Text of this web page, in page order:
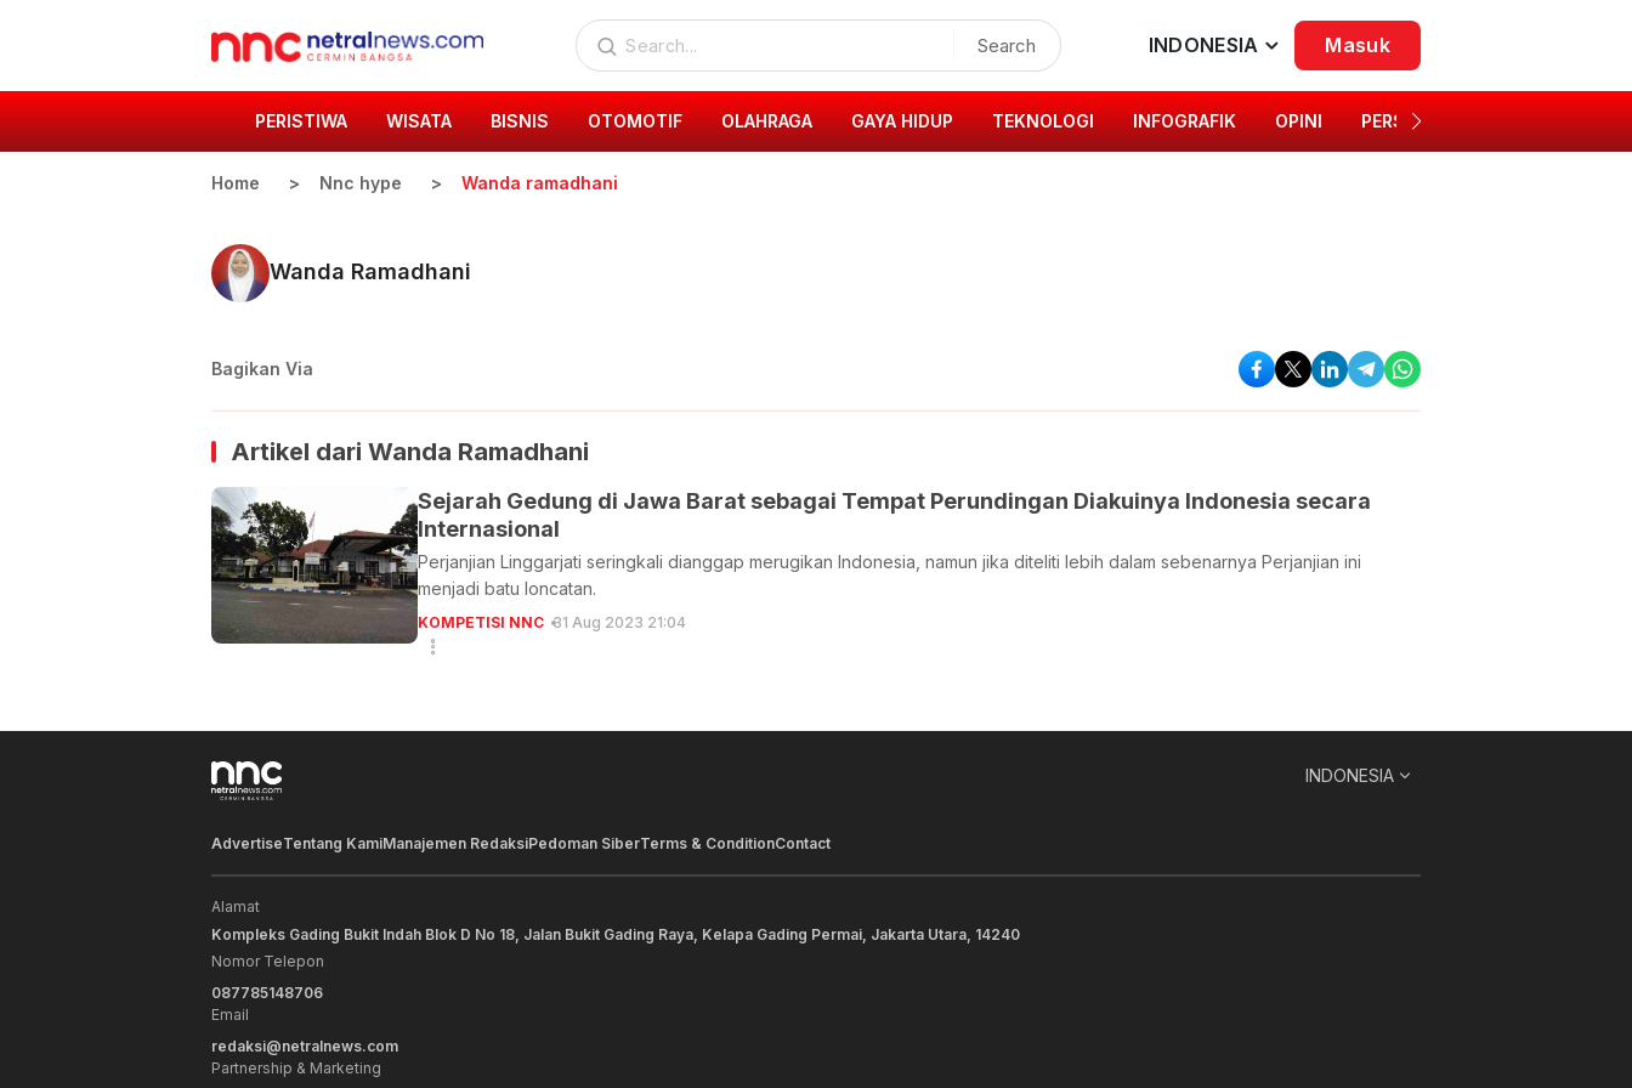
Search INDONESIA Masuk
PERISTIWA WISATA BISNIS OTOMOTIF OLAHRAGA GAYA HIDUP TEKNOLOGI INFOGRAFIK OPINI PERSONA
Home Nnc hype Wanda ramadhani
Wanda Ramadhani
Bagikan Via
Artikel dari Wanda Ramadhani
Sejarah Gedung di Jawa Barat sebagai Tempat Perundingan Diakuinya Indonesia secara
Internasional
Perjanjian Linggarjati seringkali dianggap merugikan Indonesia, namun jika diteliti lebih dalam sebenarnya Perjanjian ini
menjadi batu loncatan.
KOMPETISI NNC 31 Aug 2023 21:04
INDONESIA
AdvertiseTentang KamiManajemen RedaksiPedoman SiberTerms & ConditionContact
Alamat
Kompleks Gading Bukit Indah Blok D No 18, Jalan Bukit Gading Raya, Kelapa Gading Permai, Jakarta Utara, 14240
Nomor Telepon
087785148706
Email
redaksi@netralnews.com
Partnership & Marketing